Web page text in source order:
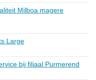
Milboa magere
Large
bij filiaal Purmerend